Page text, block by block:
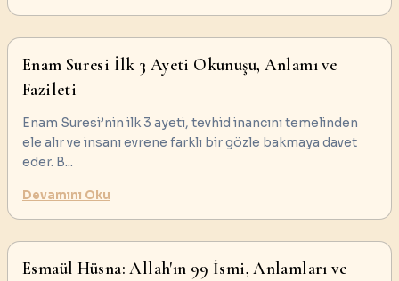
Enam Suresi İlk 3 Ayeti Okunuşu, Anlamı ve
Fazileti
Enam Suresi’nin ilk 3 ayeti, tevhid inancını temelinden
ele alır ve insanı evrene farklı bir gözle bakmaya davet
eder. B...
Devamını Oku
Esmaül Hüsna: Allah'ın 99 İsmi, Anlamları ve